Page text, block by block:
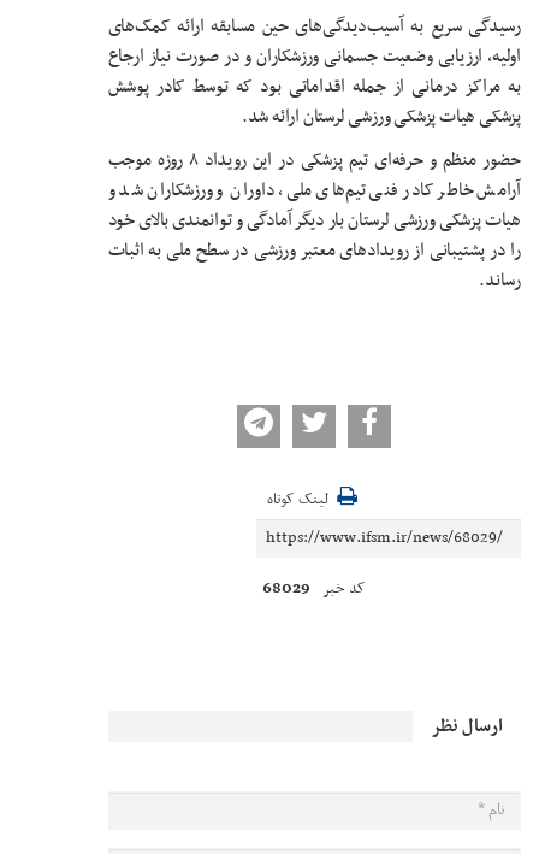
رسیدگی سریع به آسیب‌دیدگی‌های حین مسابقه ارائه کمک‌های
اولیه، ارزیابی وضعیت جسمانی ورزشکاران و در صورت نیاز ارجاع
به مراکز درمانی از جمله اقداماتی بود که توسط کادر پوشش
پزشکی هیات پزشکی ورزشی لرستان ارائه شد.
حضور منظم و حرفه‌ای تیم پزشکی در این رویداد ۸ روزه موجب
آرامش خاطر کادر فنی تیم‌های ملی، داوران و ورزشکاران شد و
هیات پزشکی ورزشی لرستان بار دیگر آمادگی و توانمندی بالای خود
را در پشتیبانی از رویدادهای معتبر ورزشی در سطح ملی به اثبات
رساند.
لینک کوتاه
کد خبر 68029
ارسال نظر